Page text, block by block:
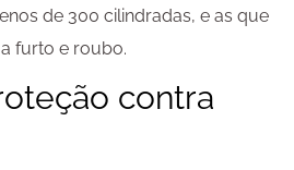
de 300 cilindradas, e as que
furto e roubo.
contra